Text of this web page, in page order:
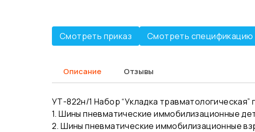
Смотреть приказ Смотреть спецификацию
Описание Отзывы
УТ-822н/1 Набор “Укладка
1. Шины пневматические иммобилизационные
2. Шины пневматические иммобилизационные